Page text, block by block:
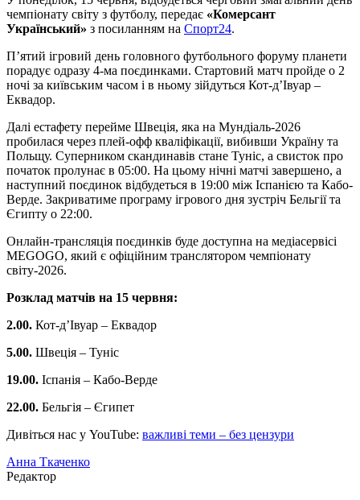
чемпіонату світу з футболу, передає «Комерсант
Український» з посиланням на Спорт24.
П’ятий ігровий день головного футбольного форуму планети
порадує одразу 4-ма поєдинками. Стартовий матч пройде о 2
ночі за київським часом і в ньому зійдуться Кот-д’Івуар –
Еквадор.
Далі естафету перейме Швеція, яка на Мундіаль-2026
пробилася через плей-офф кваліфікації, вибивши Україну та
Польщу. Суперником скандинавів стане Туніс, а свисток про
початок пролунає в 05:00. На цьому нічні матчі завершено, а
наступний поєдинок відбудеться в 19:00 між Іспанією та Кабо-
Верде. Закриватиме програму ігрового дня зустріч Бельгії та
Єгипту о 22:00.
Онлайн-трансляція поєдинків буде доступна на медіасервісі
MEGOGO, який є офіційним транслятором чемпіонату
світу-2026.
Розклад матчів на 15 червня:
2.00. Кот-д’Івуар – Еквадор
5.00. Швеція – Туніс
19.00. Іспанія – Кабо-Верде
22.00. Бельгія – Єгипет
Дивіться нас у YouTube: важливі теми – без цензури
Анна Ткаченко
Редактор